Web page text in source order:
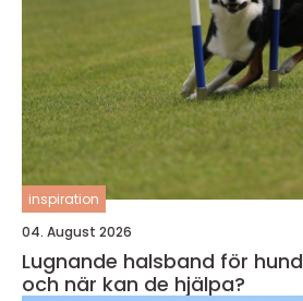
inspiration
04. August 2026
Lugnande halsband för hund hur fungerar de
och när kan de hjälpa?